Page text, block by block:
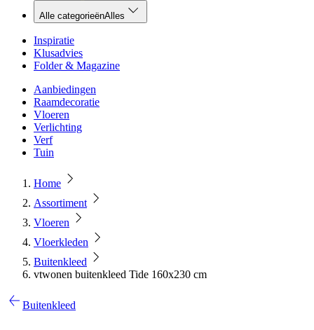
Alle categorieënAlles
Inspiratie
Klusadvies
Folder & Magazine
Aanbiedingen
Raamdecoratie
Vloeren
Verlichting
Verf
Tuin
Home
Assortiment
Vloeren
Vloerkleden
Buitenkleed
vtwonen buitenkleed Tide 160x230 cm
Buitenkleed